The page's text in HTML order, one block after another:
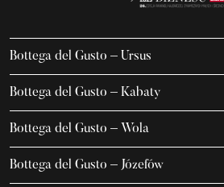
Bottega del Gusto – Ursus
K. Gierdziejewskiego 7
02-495 Warszawa
+48 666 736 899
Bottega del Gusto – Kabaty
Iwanowa-Szajnowicza 7/U1
02-796 Warszawa
+48 600 155 636
Bottega del Gusto – Wola
Jana Kazimierza 23/U5
01-248 Warszawa
Bottega del Gusto – Józefów